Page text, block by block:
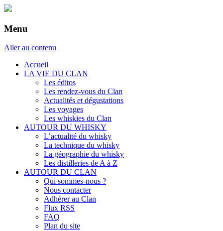
Menu
Aller au contenu
Accueil
LA VIE DU CLAN
Les éditos
Les rendez-vous du Clan
Actualités et dégustations
Les voyages
Les whiskies du Clan
AUTOUR DU WHISKY
L’actualité du whisky
La technique du whisky
La géographie du whisky
Les distilleries de A à Z
AUTOUR DU CLAN
Qui sommes-nous ?
Nous contacter
Adhérer au Clan
Flux RSS
FAQ
Plan du site